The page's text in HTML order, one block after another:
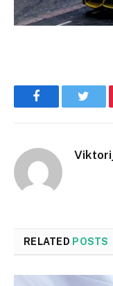
Facebook
RELATED POSTS